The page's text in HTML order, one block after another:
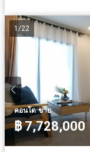
1 /22
คอนโด·ขาย
฿ 7,728,000